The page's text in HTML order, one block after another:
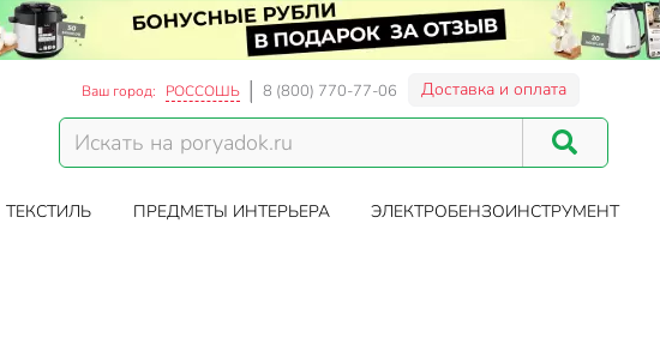
Ваш город: РОССОШЬ 8 (800) 770-77-06 Доставка и оплата
ТЕКСТИЛЬ ПРЕДМЕТЫ ИНТЕРЬЕРА ЭЛЕКТРОБЕНЗОИНСТРУМЕНТ